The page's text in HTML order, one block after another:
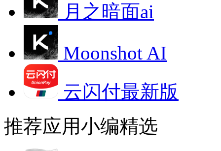
月之暗面ai
Moonshot AI
云闪付最新版
推荐应用小编精选